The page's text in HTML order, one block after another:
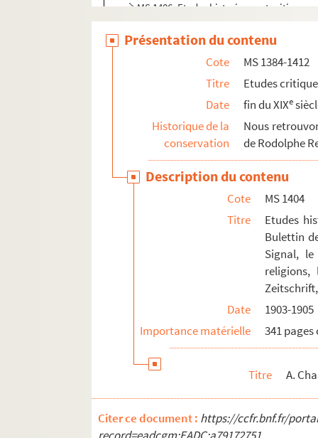
MS 1406. Etudes historiques et
MS 1412. Etudes historiques par
Présentation du contenu
Cote
MS 1384-1412
Titre
Etudes
Date
fin du XIXe
Historique de la
conservation
Nous
de Rodolphe
Description du contenu
Cote
MS 1404
Titre
Etudes
Bulettin
Signal,
religions,
Date
1903-1905
Importance matérielle
341
Titre A.
Citer ce document : https://ccfr.bnf.fr/